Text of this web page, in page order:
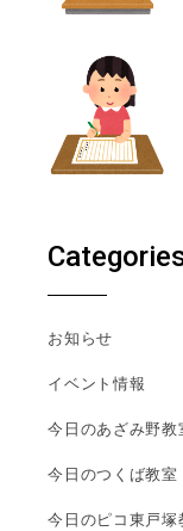
お知らせ
イベント情報
今日のあざみ野教
今日のつくば教室
今日のピコ東戸塚